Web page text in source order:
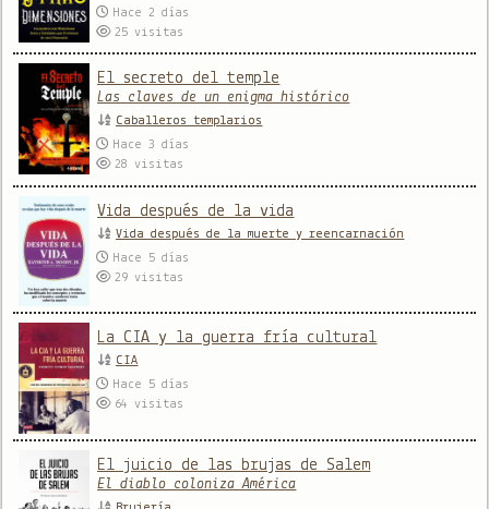
Hace 2 días
25visitas
El secreto del temple
Las claves de un enigma histórico
Caballeros templarios
Hace 3 días
28visitas
Vida después de la vida
Vida después de la muerte y reencarnación
Hace 5 días
29visitas
La CIA y la guerra fría cultural
CIA
Hace 5 días
64visitas
El juicio de las brujas de Salem
El diablo coloniza América